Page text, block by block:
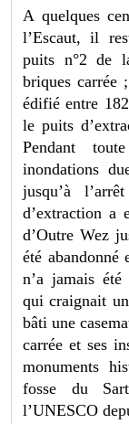
A quelques
l’Escaut, il
puits n°2 de
briques carrée
édifié entre
le puits
Pendant
inondations
jusqu’à
d’extraction a
d’Outre Wez
été abandonné
n’a jamais
qui craignait
bâti une
carrée et ses
monuments
fosse du
l’UNESCO